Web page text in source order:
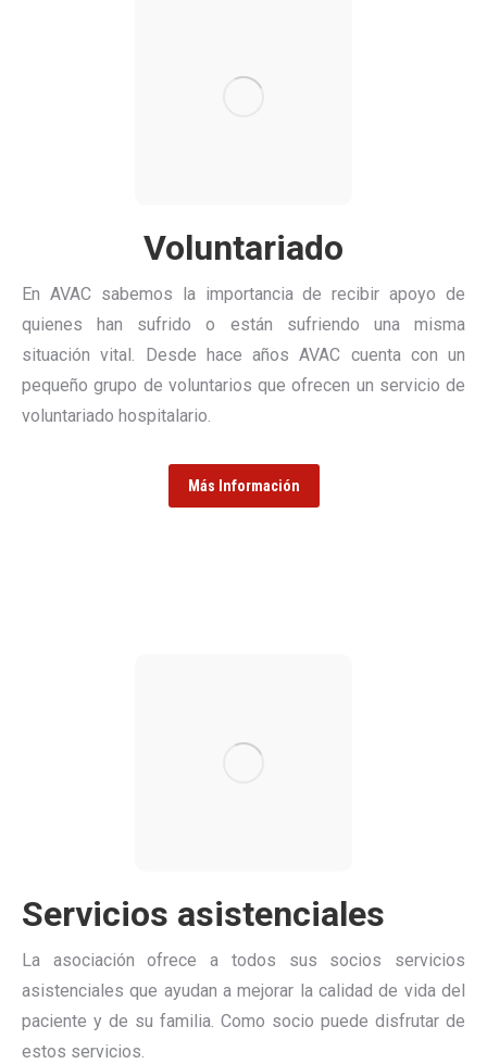
Voluntariado
En AVAC sabemos la importancia de recibir apoyo de
quienes han sufrido o están sufriendo una misma
situación vital. Desde hace años AVAC cuenta con un
pequeño grupo de voluntarios que ofrecen un servicio de
voluntariado hospitalario.
Más Información
Servicios asistenciales
La asociación ofrece a todos sus socios servicios
asistenciales que ayudan a mejorar la calidad de vida del
paciente y de su familia. Como socio puede disfrutar de
estos servicios.